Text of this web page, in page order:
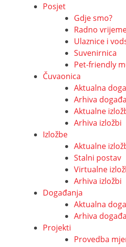
Posjet
Gdje smo?
Radno
Ulaznice i
Suvenirnica
Pet-friendly
Čuvaonica
Aktualna
Arhiva
Aktualne
Arhiva izložbi
Izložbe
Aktualne
Stalni postav
Virtualne
Arhiva izložbi
Događanja
Aktualna
Arhiva
Projekti
Provedba